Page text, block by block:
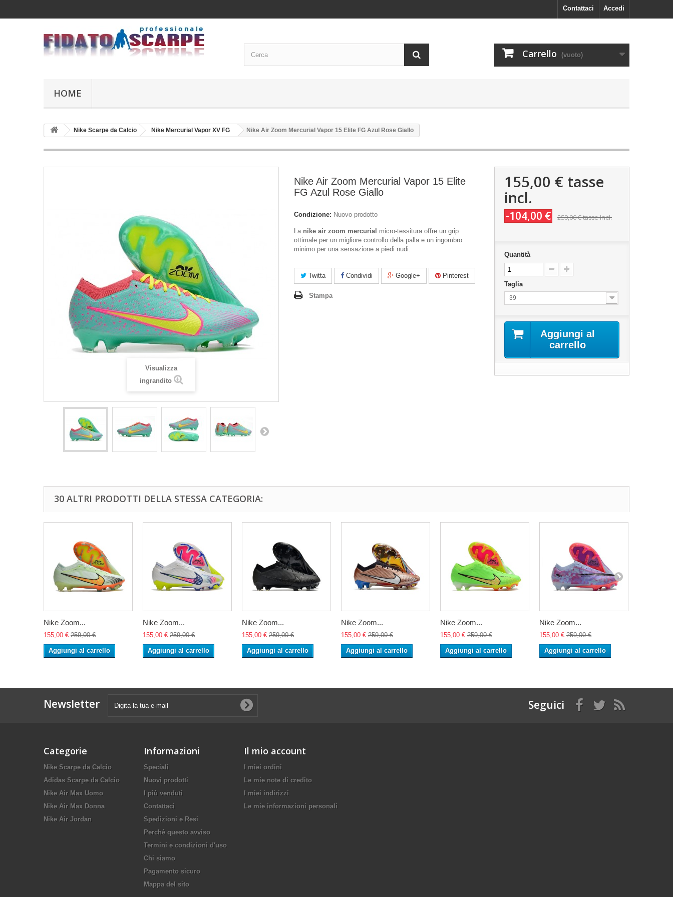
Accedi
Contattaci
Carrello (vuoto)
HOME
Nike Scarpe da Calcio Nike Mercurial Vapor XV FG Nike Air Zoom Mercurial Vapor 15 Elite FG Azul Rose Giallo
Visualizza
ingrandito
Nike Air Zoom Mercurial Vapor 15 Elite
FG Azul Rose Giallo
Condizione: Nuovo prodotto
La nike air zoom mercurial micro-tessitura offre un grip
ottimale per un migliore controllo della palla e un ingombro
minimo per una sensazione a piedi nudi.
Twitta Condividi Google+ Pinterest
Stampa
155,00 € tasse
incl.
-104,00 € 259,00 €tasse incl.
Quantità
Taglia
39
Aggiungi al
carrello
30 ALTRI PRODOTTI DELLA STESSA CATEGORIA:
Nike Zoom...
155,00 € 259,00 €
Aggiungi al carrello
Nike Zoom...
155,00 € 259,00 €
Aggiungi al carrello
Nike Zoom...
155,00 € 259,00 €
Aggiungi al carrello
Nike Zoom...
155,00 € 259,00 €
Aggiungi al carrello
Nike Zoom...
155,00 € 259,00 €
Aggiungi al carrello
Nike Zoom...
155,00 € 259,00 €
Aggiungi al carrello
Newsletter Seguici
Categorie
Nike Scarpe da Calcio
Adidas Scarpe da Calcio
Nike Air Max Uomo
Nike Air Max Donna
Nike Air Jordan
Informazioni
Speciali
Nuovi prodotti
I più venduti
Contattaci
Spedizioni e Resi
Perchè questo avviso
Termini e condizioni d'uso
Chi siamo
Pagamento sicuro
Mappa del sito
Il mio account
I miei ordini
Le mie note di credito
I miei indirizzi
Le mie informazioni personali